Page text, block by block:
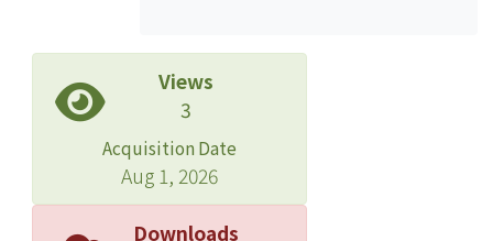
Views
3
Acquisition Date
Aug 1, 2026
Downloads